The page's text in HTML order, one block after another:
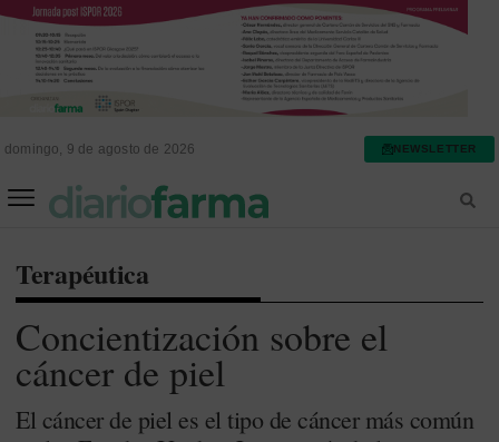
domingo, 9 de agosto de 2026 NEWSLETTER
Terapéutica
Concientización sobre el
cáncer de piel
El cáncer de piel es el tipo de cáncer más común